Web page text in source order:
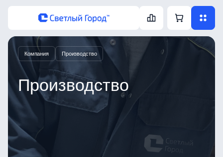
Компания Производство
Производство